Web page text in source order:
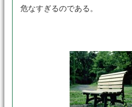
危なすぎるのである。